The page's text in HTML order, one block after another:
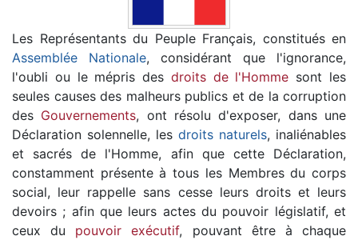
Les Représentants du Peuple Français, constitués en
Assemblée Nationale, considérant que l'ignorance,
l'oubli ou le mépris des droits de l'Homme sont les
seules causes des malheurs publics et de la corruption
des Gouvernements, ont résolu d'exposer, dans une
Déclaration solennelle, les droits naturels, inaliénables
et sacrés de l'Homme, afin que cette Déclaration,
constamment présente à tous les Membres du corps
social, leur rappelle sans cesse leurs droits et leurs
devoirs ; afin que leurs actes du pouvoir législatif, et
ceux du pouvoir exécutif, pouvant être à chaque